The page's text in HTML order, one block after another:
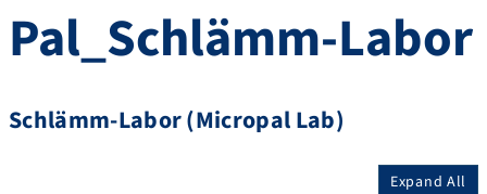
Pal_Schlämm-Labor
Schlämm-Labor (Micropal Lab)
Expand All